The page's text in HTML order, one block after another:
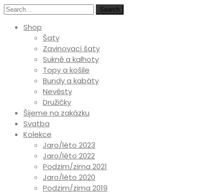
Search
Shop
Šaty
Zavinovací šaty
Sukně a kalhoty
Topy a košile
Bundy a kabáty
Nevěsty
Družičky
Šijeme na zakázku
Svatba
Kolekce
Jaro/léto 2023
Jaro/léto 2022
Podzim/zima 2021
Jaro/léto 2020
Podzim/zima 2019